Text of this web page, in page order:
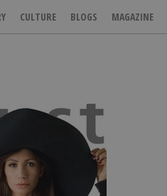
CULTURE BLOGS MAGAZINE